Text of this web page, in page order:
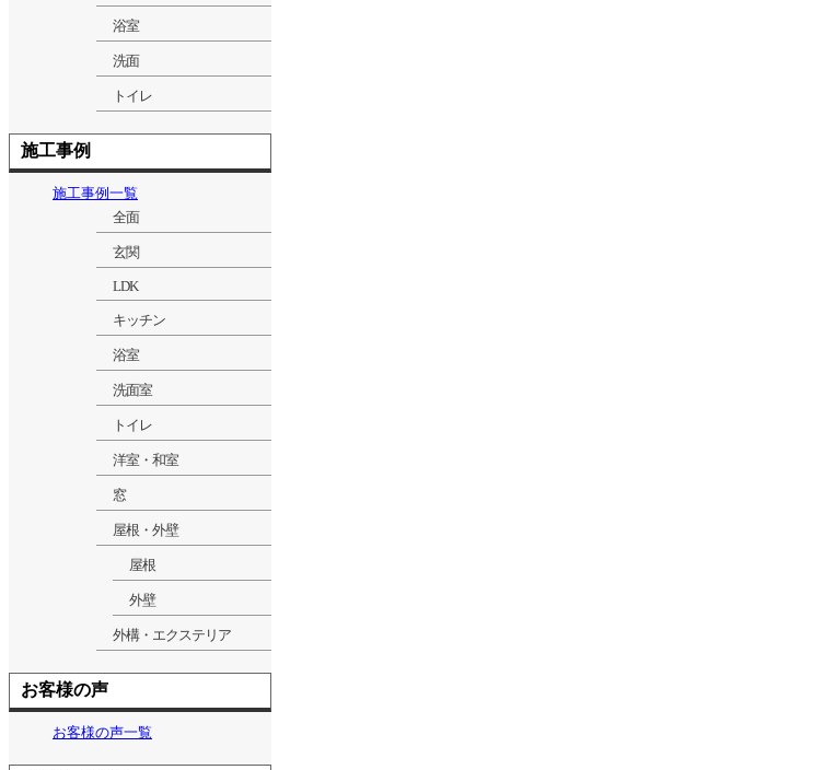
浴室
洗面
トイレ
施工事例
施工事例一覧
全面
玄関
LDK
キッチン
浴室
洗面室
トイレ
洋室・和室
窓
屋根・外壁
屋根
外壁
外構・エクステリア
お客様の声
お客様の声一覧